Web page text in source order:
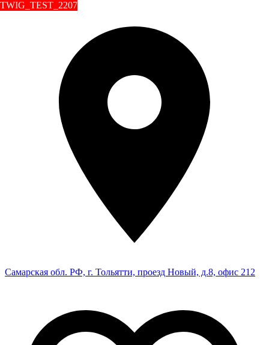
Самарская обл. РФ, г. Тольятти, проезд Новый, д.8, офис 212
TWIG_TEST_2207